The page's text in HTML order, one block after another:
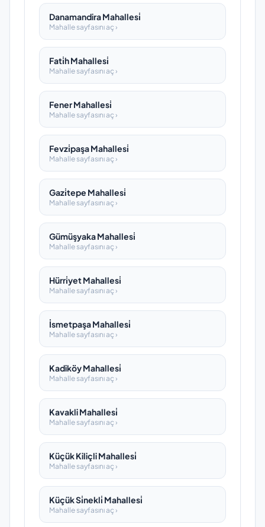
Danamandira Mahallesi̇
Mahalle sayfasını aç ›
Fati̇h Mahallesi̇
Mahalle sayfasını aç ›
Fener Mahallesi̇
Mahalle sayfasını aç ›
Fevzi̇paşa Mahallesi̇
Mahalle sayfasını aç ›
Gazi̇tepe Mahallesi̇
Mahalle sayfasını aç ›
Gümüşyaka Mahallesi̇
Mahalle sayfasını aç ›
Hürri̇yet Mahallesi̇
Mahalle sayfasını aç ›
İsmetpaşa Mahallesi̇
Mahalle sayfasını aç ›
Kadiköy Mahallesi̇
Mahalle sayfasını aç ›
Kavakli Mahallesi̇
Mahalle sayfasını aç ›
Küçük Kiliçli Mahallesi̇
Mahalle sayfasını aç ›
Küçük Si̇nekli̇ Mahallesi̇
Mahalle sayfasını aç ›